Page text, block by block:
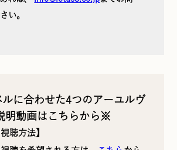
い。
に合わせた4つのアーユルヴ
明動画はこちらから※
聴方法】